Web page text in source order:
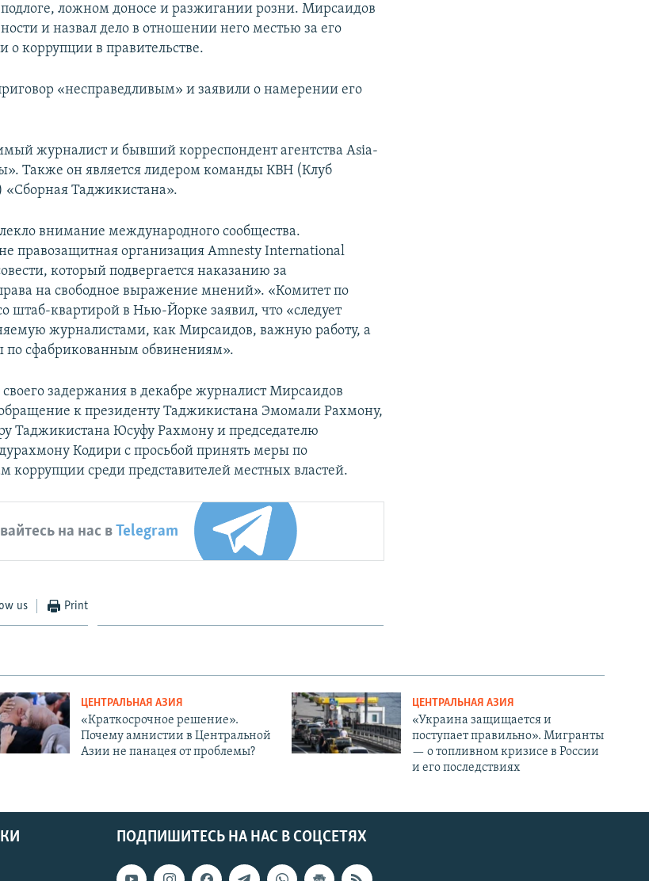
ложном доносе и разжигании розни. Мирсаидов
и назвал дело в отношении него местью за его
о коррупции в правительстве.
«несправедливым» и заявили о намерении его
журналист и бывший корреспондент агентства Asia-
Также он является лидером команды КВН (Клуб
Таджикистана».
внимание международного сообщества.
правозащитная организация Amnesty International
который подвергается наказанию за
на свободное выражение мнений». «Комитет по
штаб-квартирой в Нью-Йорке заявил, что «следует
журналистами, как Мирсаидов, важную работу, а
по сфабрикованным обвинениям».
своего задержания в декабре журналист Мирсаидов
к президенту Таджикистана Эмомали Рахмону,
Таджикистана Юсуфу Рахмону и председателю
Кодири с просьбой принять меры по
коррупции среди представителей местных властей.
на нас вTelegram
us Print
ЦЕНТРАЛЬНАЯ АЗИЯ
«Краткосрочное решение».
Почему амнистии в Центральной
Азии не панацея от проблемы?
ЦЕНТРАЛЬНАЯ АЗИЯ
«Украина защищается и
поступает правильно». Мигранты
— о топливном кризисе в России
и его последствиях
ПОДПИШИТЕСЬ НА НАС В СОЦСЕТЯХ